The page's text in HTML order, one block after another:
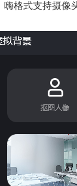
格式支持摄像